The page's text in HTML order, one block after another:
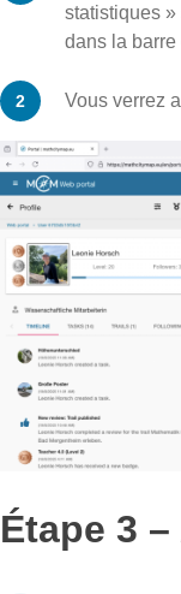
statistiques »
dans la barre
Vous verrez
Étape 3